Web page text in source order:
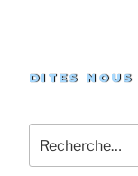
DITES NOUS
Recherche
pour
: